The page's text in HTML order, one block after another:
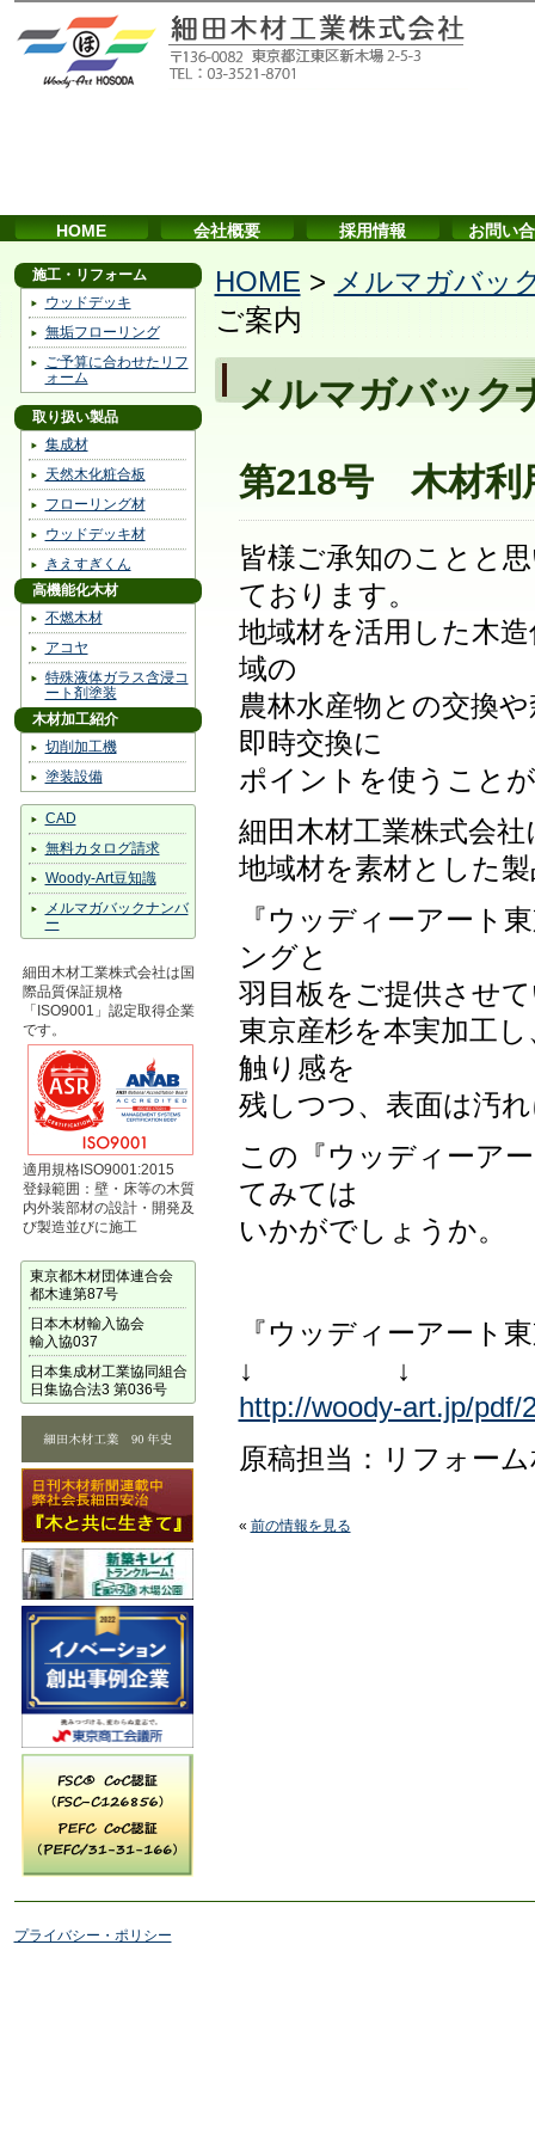
HOME 会社概要 採用情報 お問い
施工・リフォーム
ウッドデッキ
無垢フローリング
ご予算に合わせたリフ
ォーム
取り扱い製品
集成材
天然木化粧合板
フローリング材
ウッドデッキ材
きえすぎくん
高機能化木材
不燃木材
アコヤ
特殊液体ガラス含浸コ
ート剤塗装
木材加工紹介
切削加工機
塗装設備
CAD
無料カタログ請求
Woody-Art豆知識
メルマガバックナンバ
ー
細田木材工業株式会社は国
際品質保証規格
「ISO9001」認定取得企業
です。
適用規格ISO9001:2015
登録範囲：壁・床等の木質
内外装部材の設計・開発及
び製造並びに施工
東京都木材団体連合会
都木連第87号
日本木材輸入協会
輸入協037
日本集成材工業協同組合
日集協合法3 第036号
HOME > メルマガバッ
ご案内
メルマガバック
第218号 木材利
皆様ご承知のことと
ております。
地域材を活用した木
域の
農林水産物との交換
即時交換に
ポイントを使うこと
細田木材工業株式会
地域材を素材とした
『ウッディーアート
ングと
羽目板をご提供させ
東京産杉を本実加工
触り感を
残しつつ、表面は汚
この『ウッディーア
てみては
いかがでしょうか。
『ウッディーアート
↓ ↓
http://woody-art.jp/pdf/
原稿担当：リフォー
« 前の情報を見る
プライバシー・ポリシー